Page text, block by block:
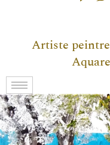
Artiste